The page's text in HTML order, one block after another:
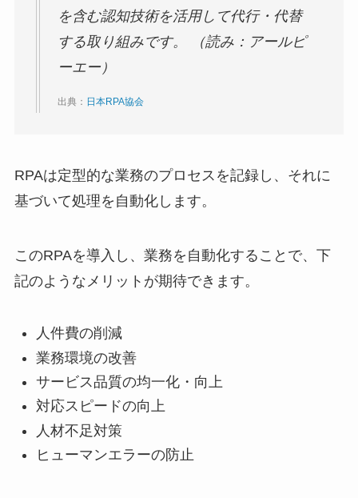
を含む認知技術を活用して代行・代替
する取り組みです。 （読み：アールピ
ーエー）
出典： 日本RPA協会
RPAは定型的な業務のプロセスを記録し、それに
基づいて処理を自動化します。
このRPAを導入し、業務を自動化することで、下
記のようなメリットが期待できます。
人件費の削減
業務環境の改善
サービス品質の均一化・向上
対応スピードの向上
人材不足対策
ヒューマンエラーの防止